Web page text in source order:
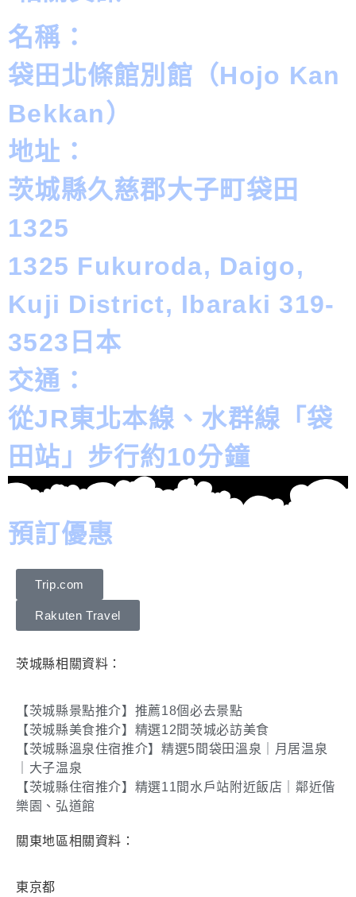
名稱：
袋田北條館別館（Hojo Kan
Bekkan）
地址：
茨城縣久慈郡大子町袋田
1325
1325 Fukuroda, Daigo,
Kuji District, Ibaraki 319-
3523日本
交通：
從JR東北本線、水群線「袋
田站」步行約10分鐘
預訂優惠
Trip.com
Rakuten Travel
茨城縣相關資料：
【茨城縣景點推介】推薦18個必去景點
【茨城縣美食推介】精選12間茨城必訪美食
【茨城縣溫泉住宿推介】精選5間袋田溫泉｜月居温泉
｜大子温泉
【茨城縣住宿推介】精選11間水戶站附近飯店｜鄰近偕
樂園、弘道館
關東地區相關資料：
東京都